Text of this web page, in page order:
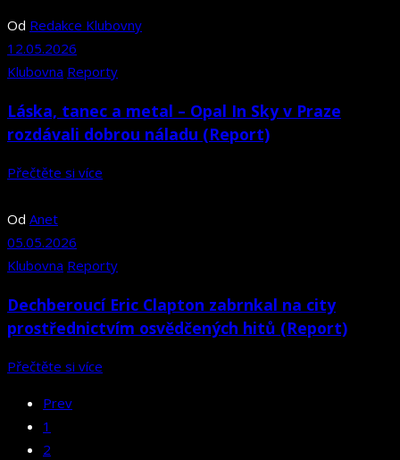
Od Redakce Klubovny
12.05.2026
Klubovna Reporty
Láska, tanec a metal – Opal In Sky v Praze
rozdávali dobrou náladu (Report)
Přečtěte si více
Od Anet
05.05.2026
Klubovna Reporty
Dechberoucí Eric Clapton zabrnkal na city
prostřednictvím osvědčených hitů (Report)
Přečtěte si více
Prev
1
2